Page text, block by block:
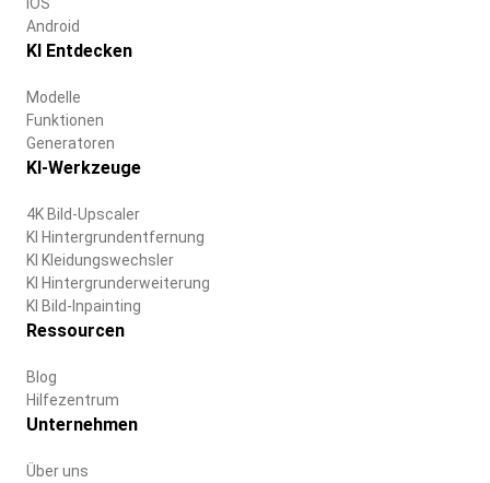
Android
KI Entdecken
Modelle
Funktionen
Generatoren
KI-Werkzeuge
4K Bild-Upscaler
KI Hintergrundentfernung
KI Kleidungswechsler
KI Hintergrunderweiterung
KI Bild-Inpainting
Ressourcen
Blog
Hilfezentrum
Unternehmen
Über uns